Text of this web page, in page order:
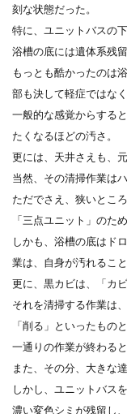
刻な状態だった。
特に、ユニットバスの下
浴槽の底には遺体系残
もっとも酷かったのは
部も決して軽症ではなく
一般的な感覚からする
たくなるほどの汚さ。
更には、天井さえも、
当然、その清掃作業は
ただでさえ、狭いとこ
「三点ユニット」のた
しかも、浴槽の底はド
業は、自身が汚れるこ
更に、黒カビは、「カ
それを清掃する作業は
「削る」といったもの
一通りの作業が終わる
また、その分、大きな達
しかし、ユニットバス
濃い変色シミが残留し